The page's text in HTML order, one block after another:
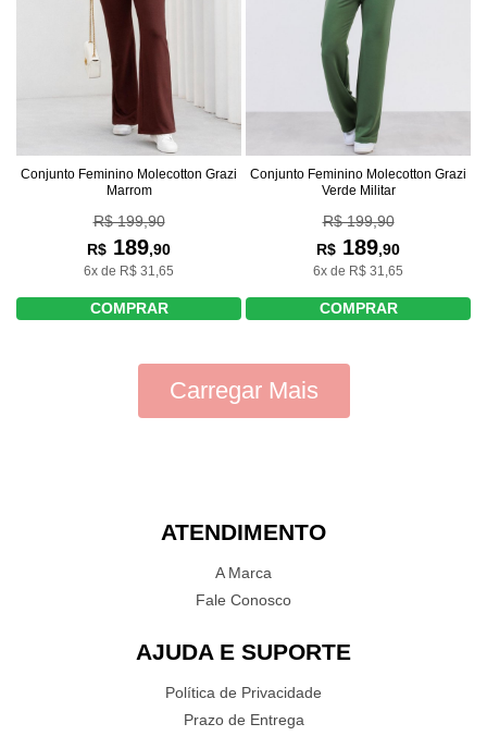
Conjunto Feminino Molecotton Grazi
Marrom
R$ 199,90
R$ 189,90
6x de R$ 31,65
COMPRAR
Conjunto Feminino Molecotton Grazi
Verde Militar
R$ 199,90
R$ 189,90
6x de R$ 31,65
COMPRAR
Carregar Mais
ATENDIMENTO
A Marca
Fale Conosco
AJUDA E SUPORTE
Política de Privacidade
Prazo de Entrega